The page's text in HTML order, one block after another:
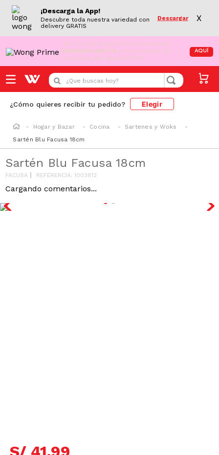
¡Descarga la App!
Descubre toda nuestra variedad con
delivery GRATIS
Descargar X
¡Aún no eres Wong Prime! Aprovecha el
DESPACHO GRATIS en tus compras de
supermercado desde S/79.90
AQUÍ
¿Que buscas hoy?
¿Cómo quieres recibir tu pedido? Elegir
Hogar y Bazar Cocina
Sartenes y Woks
Sartén Blu Facusa 18cm
Sartén Blu Facusa 18cm
FACUSA REFERENCIA:1003812
S/ 41 99